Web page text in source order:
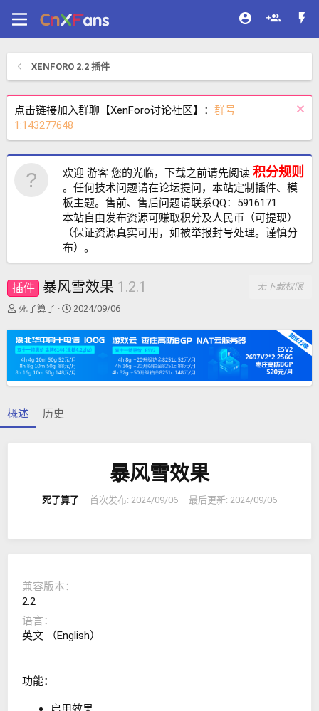
XENFORO 2.2 插件
点击链接加入群聊【XenForo讨论社区】： 群号
1:143277648
欢迎 游客 您的光临，下载之前请先阅读 积分规则
。任何技术问题请在论坛提问，本站定制插件、模
板主题。售前、售后问题请联系QQ：5916171
本站自由发布资源可赚取积分及人民币（可提现）
（保证资源真实可用，如被举报封号处理。谨慎分
布）。
插件 暴风雪效果 1.2.1
无下载权限
作
死了算了
创
日
期
2024/09/06
概述 历史
暴风雪效果
死了算了 首次发布: 2024/09/06 最后更新: 2024/09/06
兼容版本
2.2
语言
英文 （English）
功能：